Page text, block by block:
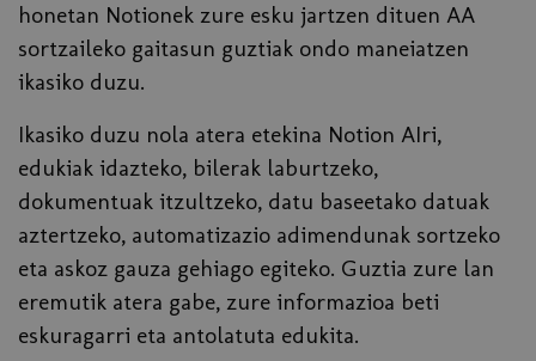
honetan Notionek zure esku jartzen dituen AA
sortzaileko gaitasun guztiak ondo maneiatzen
ikasiko duzu.
Ikasiko duzu nola atera etekina Notion AIri,
edukiak idazteko, bilerak laburtzeko,
dokumentuak itzultzeko, datu baseetako datuak
aztertzeko, automatizazio adimendunak sortzeko
eta askoz gauza gehiago egiteko. Guztia zure lan
eremutik atera gabe, zure informazioa beti
eskuragarri eta antolatuta edukita.